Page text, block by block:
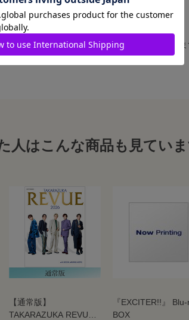
（3）の何れかのサイズになります。
が、上記のサイズに統一しております。
となります。
写真のサイズに縮小することは、いたしかね
人はこんな商品も見てい
【通常版】
TAKARAZUKA REVUE
『EXCITER!!』
BOX